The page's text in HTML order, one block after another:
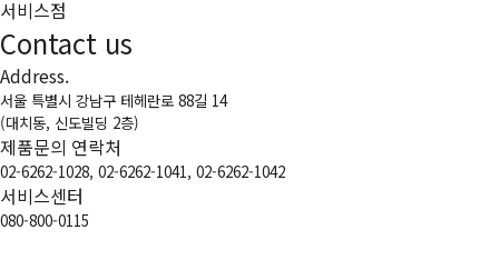
서비스점
Contact us
Address.
서울 특별시 강남구 테헤란로 88길 14
(대치동, 신도빌딩 2층)
제품문의 연락처
02-6262-1028, 02-6262-1041, 02-6262-1042
서비스센터
080-800-0115